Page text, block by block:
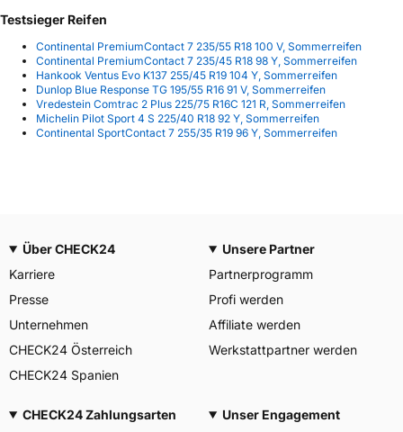
Testsieger Reifen
Continental PremiumContact 7 235/55 R18 100 V, Sommerreifen
Continental PremiumContact 7 235/45 R18 98 Y, Sommerreifen
Hankook Ventus Evo K137 255/45 R19 104 Y, Sommerreifen
Dunlop Blue Response TG 195/55 R16 91 V, Sommerreifen
Vredestein Comtrac 2 Plus 225/75 R16C 121 R, Sommerreifen
Michelin Pilot Sport 4 S 225/40 R18 92 Y, Sommerreifen
Continental SportContact 7 255/35 R19 96 Y, Sommerreifen
Über CHECK24
Karriere
Presse
Unternehmen
CHECK24 Österreich
CHECK24 Spanien
Unsere Partner
Partnerprogramm
Profi werden
Affiliate werden
Werkstattpartner werden
CHECK24 Zahlungsarten
Unser Engagement